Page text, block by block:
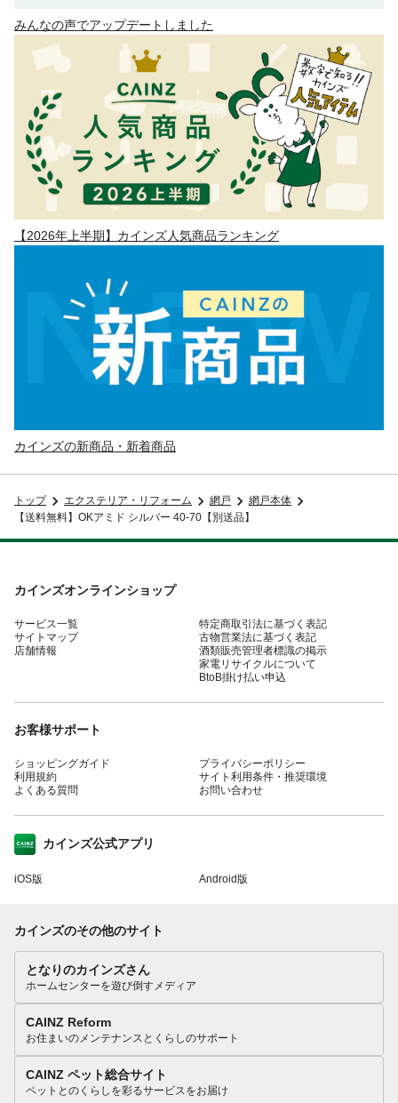
みんなの声でアップデートしました
【2026年上半期】カインズ人気商品ランキング
カインズの新商品・新着商品
トップ エクステリア・リフォーム 網戸
網戸本体
【送料無料】OKアミド シルバー 40-70【別送品】
カインズオンラインショップ
サービス一覧
サイトマップ
店舗情報
特定商取引法に基づく表記
古物営業法に基づく表記
酒類販売管理者標識の掲示
家電リサイクルについて
BtoB掛け払い申込
お客様サポート
ショッピングガイド
利用規約
よくある質問
プライバシーポリシー
サイト利用条件・推奨環境
お問い合わせ
カインズ公式アプリ
iOS版 Android版
カインズのその他のサイト
となりのカインズさん
ホームセンターを遊び倒すメディア
CAINZ Reform
お住まいのメンテナンスとくらしのサポート
CAINZ ペット総合サイト
ペットとのくらしを彩るサービスをお届け